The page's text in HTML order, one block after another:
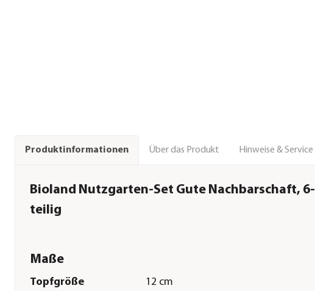
Produktinformationen Über das Produkt Hinweise & Service
Bioland Nutzgarten-Set Gute Nachbarschaft, 6-
teilig
Maße
Topfgröße
12 cm